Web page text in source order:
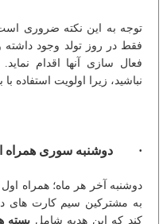
توجه به این نکته ضروری است
فقط در روز تولد وجود
فعال سازی آنها اقدام
نباشید، زیرا اولویت استفاده
· دوشنبه سوری همراه
دوشنبه آخر هر ماه؛ همراه
به مشترکین سیم کارت های
کند که این هدیه شامل